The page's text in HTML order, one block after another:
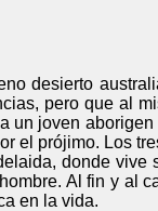
desierto
pero que al
un joven
el prójimo. Los
donde vive
Al fin y al
en la vida.